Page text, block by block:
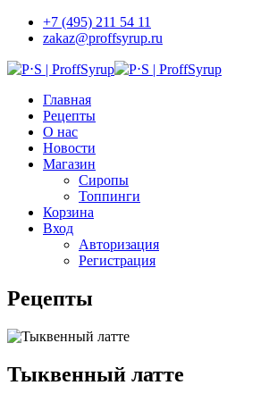
+7 (495) 211 54 11
zakaz@proffsyrup.ru
Главная
Рецепты
О нас
Новости
Магазин
Сиропы
Топпинги
Корзина
Вход
Авторизация
Регистрация
Рецепты
Тыквенный латте